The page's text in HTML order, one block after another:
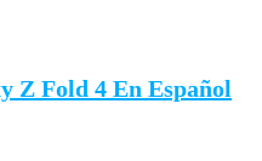
Z Fold 4 En Español